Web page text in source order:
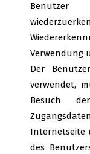
Verwendung
Der
verwendet,
Besuch
Internetseite
des